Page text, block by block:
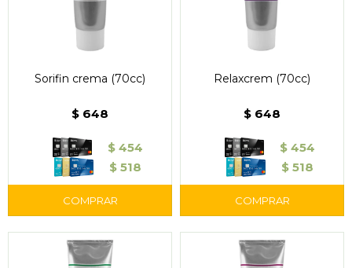
Sorifin crema (70cc)
$ 648
$ 454
$ 518
Relaxcrem (70cc)
$ 648
$ 454
$ 518